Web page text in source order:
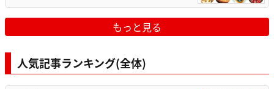
もっと見る
人気記事ランキング(全体)